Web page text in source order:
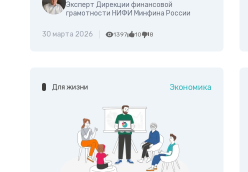
Эксперт Дирекции финансовой
грамотности НИФИ Минфина России
30 марта 2026 1397 10 8
Для жизни Экономика